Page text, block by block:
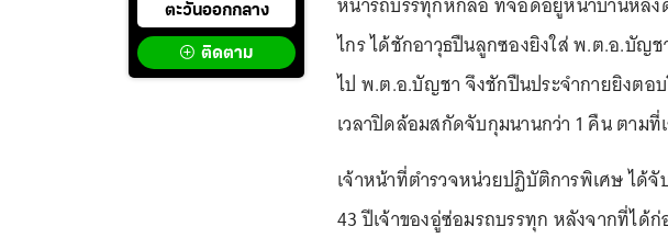
ตะวันออกกลาง
ติดตาม
ไกร ได้ชักอาวุธปืนลูกซองยิงใส่ พ.ต.อ.บัญ
ไป พ.ต.อ.บัญชา จึงชักปืนประจำกายยิงตอ
เวลาปิดล้อมสกัดจับกุมนานกว่า 1 คืน ตามที่
เจ้าหน้าที่ตำรวจหน่วยปฏิบัติการพิเศษ ได้จั
43 ปีเจ้าของอู่ซ่อมรถบรรทุก หลังจากที่ได้